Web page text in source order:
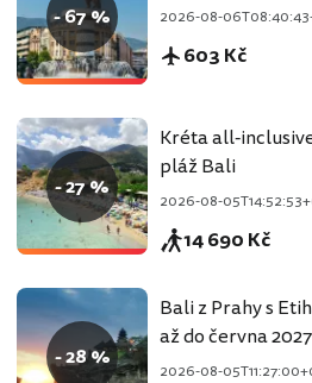
- 67 % 2026-08-
603 Kč
- 27 %
Kréta all-
pláž Bali
2026-08-
14 690 Kč
- 28 %
Bali z Prahy s
až do června 2027
2026-08-